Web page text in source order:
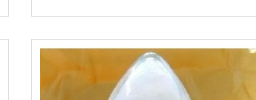
пленкообразующих